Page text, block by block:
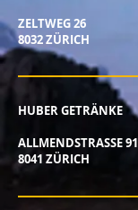
ZELTWEG 26
8032 ZÜRICH
HUBER GETRÄNKE
ALLMENDSTRASSE 91
8041 ZÜRICH